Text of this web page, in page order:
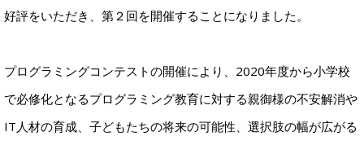
好評をいただき、第２回を開催することになりました。
プログラミングコンテストの開催により、2020年度から小学校
で必修化となるプログラミング教育に対する親御様の不安解消や
IT人材の育成、子どもたちの将来の可能性、選択肢の幅が広がる